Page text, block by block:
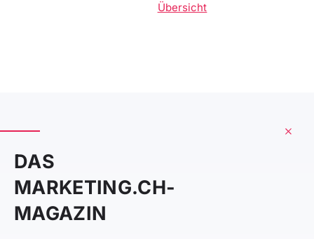
Übersicht
DAS
MARKETING.CH-
MAGAZIN